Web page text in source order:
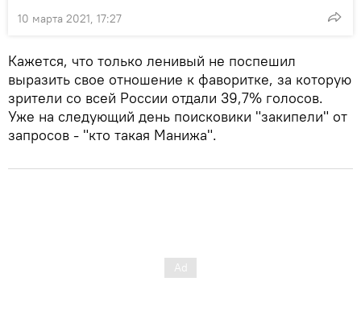
10 марта 2021, 17:27
Кажется, что только ленивый не поспешил
выразить свое отношение к фаворитке, за которую
зрители со всей России отдали 39,7% голосов.
Уже на следующий день поисковики "закипели" от
запросов - "кто такая Манижа".